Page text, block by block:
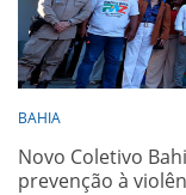
BAHIA
Novo Coletivo
prevenção à